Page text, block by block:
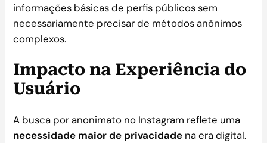
informações básicas de perfis públicos sem
necessariamente precisar de métodos anônimos
complexos.
Impacto na Experiência do
Usuário
A busca por anonimato no Instagram reflete uma
necessidade maior de privacidade na era digital.